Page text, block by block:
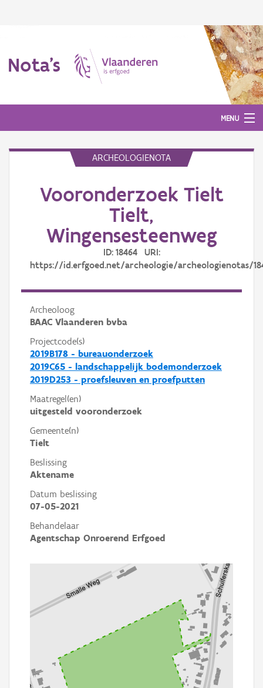
Nota's
MENU
Aanmelden
ARCHEOLOGIENOTA
Vooronderzoek Tielt
Tielt,
Wingensesteenweg
ID: 18464 URI:
https://id.erfgoed.net/archeologie/archeologienotas/
Archeoloog
BAAC Vlaanderen bvba
Projectcode(s)
2019B178 - bureauonderzoek
2019C65 - landschappelijk bodemonderzoek
2019D253 - proefsleuven en proefputten
Maatregel(en)
uitgesteld vooronderzoek
Gemeente(n)
Tielt
Beslissing
Aktename
Datum beslissing
07-05-2021
Behandelaar
Agentschap Onroerend Erfgoed